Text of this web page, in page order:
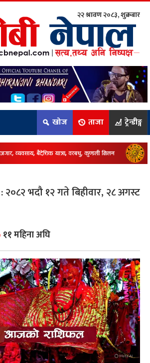
२२ श्रावण २०८३, शुक्रबार
खोज ताजा ट्रेन्डीङ्ग
भदौ १२ गते बिहीवार, २८ अगस्ट
११ महिना अघि